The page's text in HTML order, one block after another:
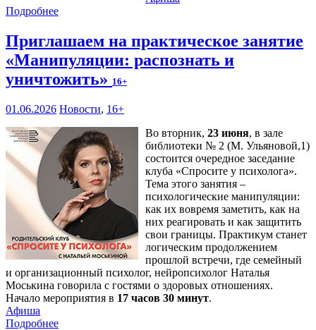
Подробнее
Приглашаем на практическое занятие
«Манипуляции: распознать и
уничтожить» 16+
01.06.2026 Новости, 16+
Во вторник, 23 июня, в зале
библиотеки № 2 (М. Ульяновой,1)
состоится очередное заседание
клуба «Спросите у психолога».
Тема этого занятия –
психологические манипуляции:
как их вовремя заметить, как на
них реагировать и как защитить
свои границы. Практикум станет
логическим продолжением
прошлой встречи, где семейный
и организационный психолог, нейропсихолог Наталья
Моськина говорила с гостями о здоровых отношениях.
Начало мероприятия в 17 часов 30 минут.
Афиша
Подробнее